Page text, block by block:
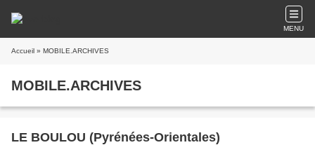
MENU
Accueil » MOBILE.ARCHIVES
MOBILE.ARCHIVES
LE BOULOU (Pyrénées-Orientales)